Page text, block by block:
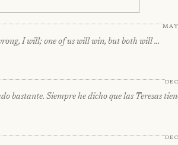
May
I will; one of us will win, but both will …
bastante. Siempre he dicho que las Teresas